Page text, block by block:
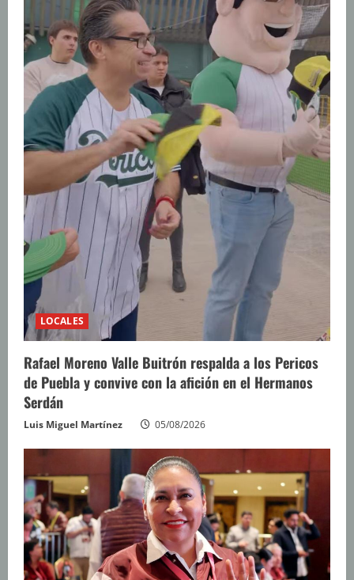
LOCALES
Rafael Moreno Valle Buitrón respalda a los Pericos
de Puebla y convive con la afición en el Hermanos
Serdán
Luis Miguel Martínez 05/08/2026